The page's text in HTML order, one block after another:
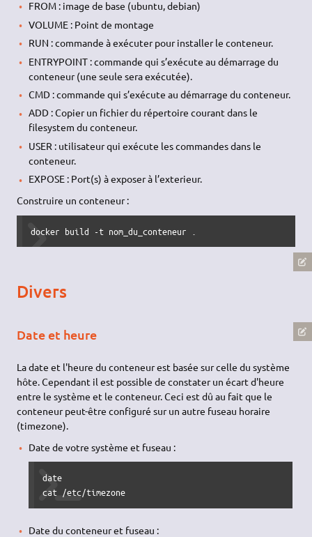
FROM : image de base (ubuntu, debian)
VOLUME : Point de montage
RUN : commande à exécuter pour installer le conteneur.
ENTRYPOINT : commande qui s’exécute au démarrage du
conteneur (une seule sera exécutée).
CMD : commande qui s’exécute au démarrage du conteneur.
ADD : Copier un fichier du répertoire courant dans le
filesystem du conteneur.
USER : utilisateur qui exécute les commandes dans le
conteneur.
EXPOSE : Port(s) à exposer à l’exterieur.
Construire un conteneur :
docker build -t nom_du_conteneur .
Divers
Date et heure
La date et l'heure du conteneur est basée sur celle du système
hôte. Cependant il est possible de constater un écart d'heure
entre le système et le conteneur. Ceci est dû au fait que le
conteneur peut-être configuré sur un autre fuseau horaire
(timezone).
Date de votre système et fuseau :
date
cat /etc/timezone
Date du conteneur et fuseau :